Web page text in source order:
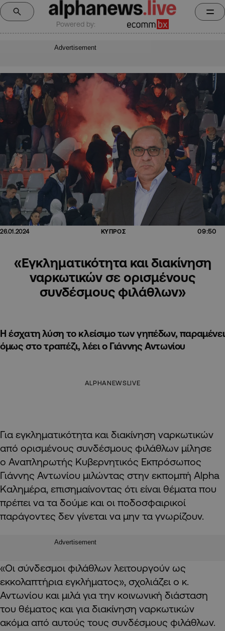
Powered by:
Advertisement
26.01.2024 ΚΥΠΡΟΣ 09:50
«Εγκληματικότητα και διακίνηση
ναρκωτικών σε ορισμένους
συνδέσμους φιλάθλων»
Η έσχατη λύση το κλείσιμο των γηπέδων, παραμένει
όμως στο τραπέζι, λέει ο Γιάννης Αντωνίου
ALPHANEWSLIVE
Για εγκληματικότητα και διακίνηση ναρκωτικών
από ορισμένους συνδέσμους φιλάθλων μίλησε
ο Αναπληρωτής Κυβερνητικός Εκπρόσωπος
Γιάννης Αντωνίου μιλώντας στην εκπομπή Alpha
Καλημέρα, επισημαίνοντας ότι είναι θέματα που
πρέπει να τα δούμε και οι ποδοσφαιρικοί
παράγοντες δεν γίνεται να μην τα γνωρίζουν.
Advertisement
«Οι σύνδεσμοι φιλάθλων λειτουργούν ως
εκκολαπτήρια εγκλήματος», σχολιάζει ο κ.
Αντωνίου και μιλά για την κοινωνική διάσταση
του θέματος και για διακίνηση ναρκωτικών
ακόμα από αυτούς τους συνδέσμους φιλάθλων.